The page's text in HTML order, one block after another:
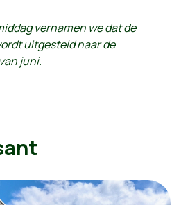
vernamen we dat de
uitgesteld naar de
juni.